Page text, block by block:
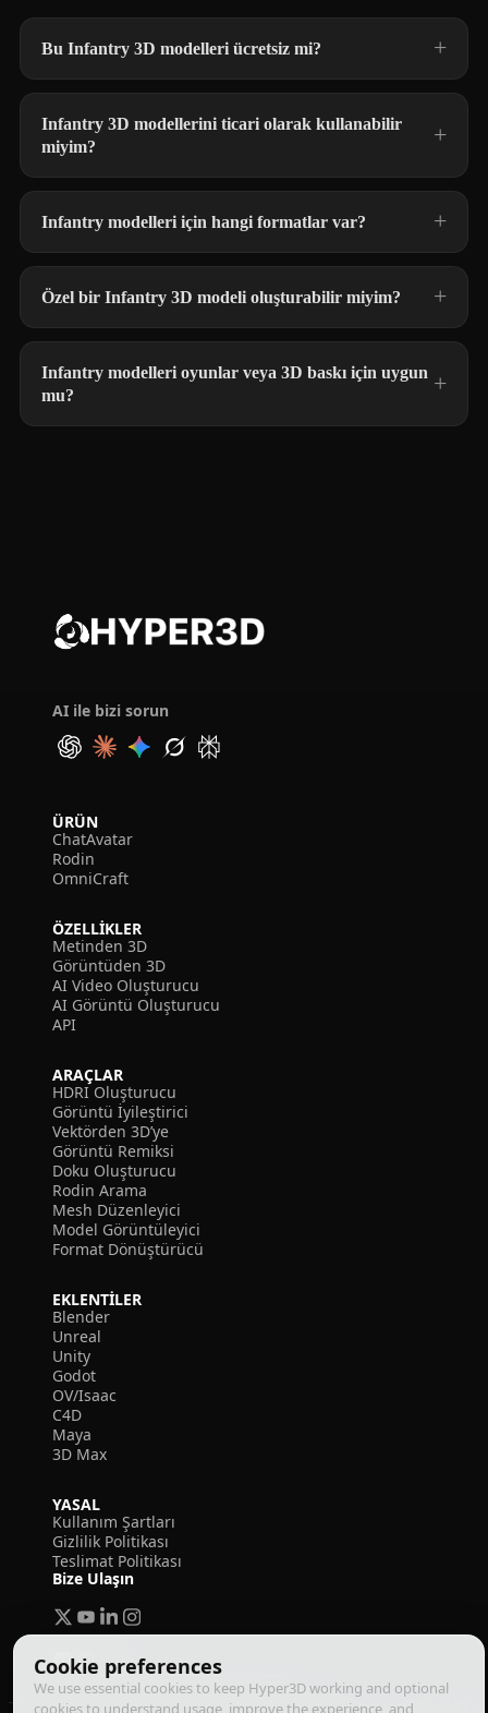
Cookie preferences
We use essential cookies to keep Hyper3D working and optional
cookies to understand usage, improve the experience, and
Bu Infantry 3D modelleri ücretsiz mi?
Infantry 3D modellerini ticari olarak kullanabilir
miyim?
Infantry modelleri için hangi formatlar var?
Özel bir Infantry 3D modeli oluşturabilir miyim?
Infantry modelleri oyunlar veya 3D baskı için uygun
mu?
AI ile bizi sorun
ÜRÜN
ChatAvatar
Rodin
OmniCraft
ÖZELLIKLER
Metinden 3D
Görüntüden 3D
AI Video Oluşturucu
AI Görüntü Oluşturucu
API
ARAÇLAR
HDRI Oluşturucu
Görüntü İyileştirici
Vektörden 3D’ye
Görüntü Remiksi
Doku Oluşturucu
Rodin Arama
Mesh Düzenleyici
Model Görüntüleyici
Format Dönüştürücü
EKLENTILER
Blender
Unreal
Unity
Godot
OV/Isaac
C4D
Maya
3D Max
YASAL
Kullanım Şartları
Gizlilik Politikası
Teslimat Politikası
Bize Ulaşın